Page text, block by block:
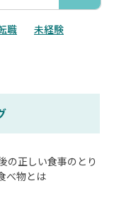
職
未経験
の正しい食事のとり
べ物とは